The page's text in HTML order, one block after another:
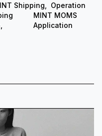
Shipping Operation
MINT MOMS
Application